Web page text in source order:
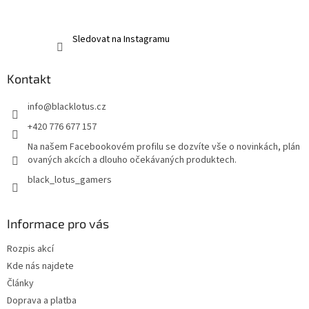
Sledovat na Instagramu
Kontakt
info@blacklotus.cz
+420 776 677 157
Na našem Facebookovém profilu se dozvíte vše o novinkách, plán
ovaných akcích a dlouho očekávaných produktech.
black_lotus_gamers
Informace pro vás
Rozpis akcí
Kde nás najdete
Články
Doprava a platba